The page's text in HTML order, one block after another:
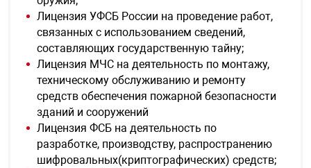
Лицензия УФСБ России на проведение работ,
связанных с использованием сведений,
составляющих государственную тайну;
Лицензия МЧС на деятельность по монтажу,
техническому обслуживанию и ремонту
средств обеспечения пожарной безопасности
зданий и сооружений
Лицензия ФСБ на деятельность по
разработке, производству, распространению
шифровальных(криптографических) средств;